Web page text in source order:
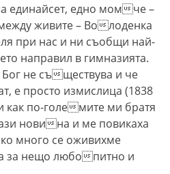
единайсет, едно момче –
живите – Володенка
при нас и ни съобщи най-
направил в гимназията.
не съществува и че
е просто измислица (1838
как по-големите ми братя
новина и ме повикаха
много се оживихме
за нещо любопитно и